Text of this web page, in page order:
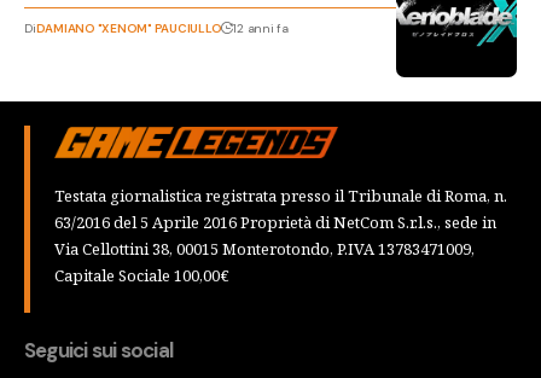
DiDAMIANO "XENOM" PAUCIULLO 12 anni fa
Testata giornalistica registrata presso il Tribunale di Roma, n.
63/2016 del 5 Aprile 2016 Proprietà di NetCom S.r.l.s., sede in
Via Cellottini 38, 00015 Monterotondo, P.IVA 13783471009,
Capitale Sociale 100,00€
Seguici sui social